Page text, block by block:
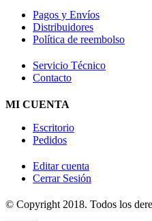
Pagos y Envíos
Distribuidores
Política de reembolso
Servicio Técnico
Contacto
MI CUENTA
Escritorio
Pedidos
Editar cuenta
Cerrar Sesión
© Copyright 2018. Todos los